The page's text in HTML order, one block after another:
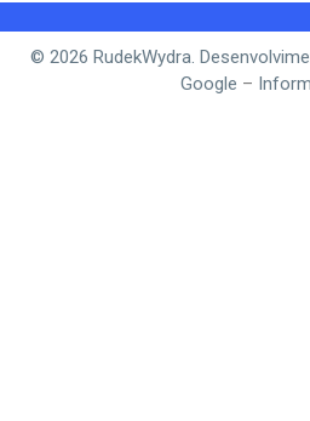
© 2026 RudekWydra.
Google –